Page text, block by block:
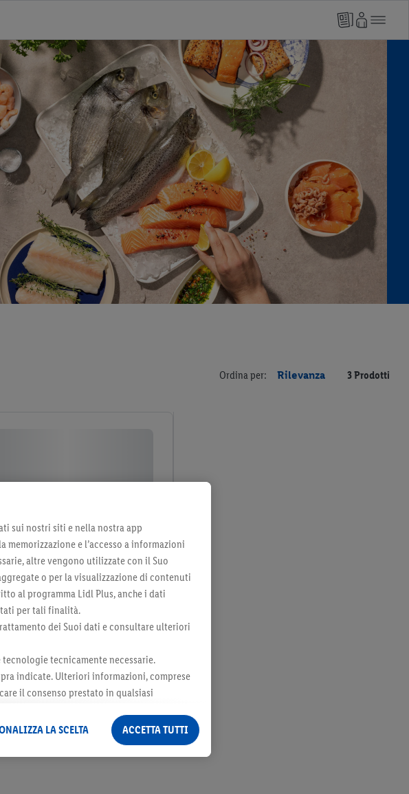
Ordina per: Rilevanza 3 Prodotti
sui nostri siti e nella nostra app
e l’accesso a informazioni
altre vengono utilizzate con il Suo
o per la visualizzazione di contenuti
al programma Lidl Plus, anche i dati
per tali finalità.
dei Suoi dati e consultare ulteriori
tecnicamente necessarie.
indicate. Ulteriori informazioni, comprese
il consenso prestato in qualsiasi
LA SCELTA ACCETTA TUTTI